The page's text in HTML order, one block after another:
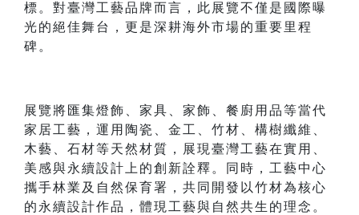
標。對臺灣工藝品牌而言，此展覽不僅是國際曝
光的絕佳舞台，更是深耕海外市場的重要里程
碑。
展覽將匯集燈飾、家具、家飾、餐廚用品等當代
家居工藝，運用陶瓷、金工、竹材、構樹纖維、
木藝、石材等天然材質，展現臺灣工藝在實用、
美感與永續設計上的創新詮釋。同時，工藝中心
攜手林業及自然保育署，共同開發以竹材為核心
的永續設計作品，體現工藝與自然共生的理念。